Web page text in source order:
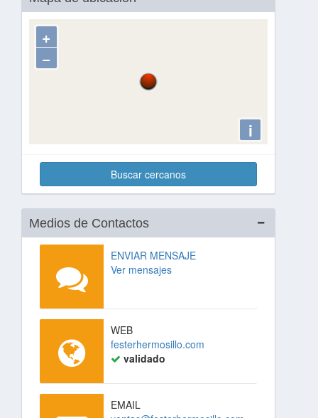
+
−
i
Buscar cercanos
Medios de Contactos
ENVIAR MENSAJE
Ver mensajes
WEB
festerhermosillo.com
validado
EMAIL